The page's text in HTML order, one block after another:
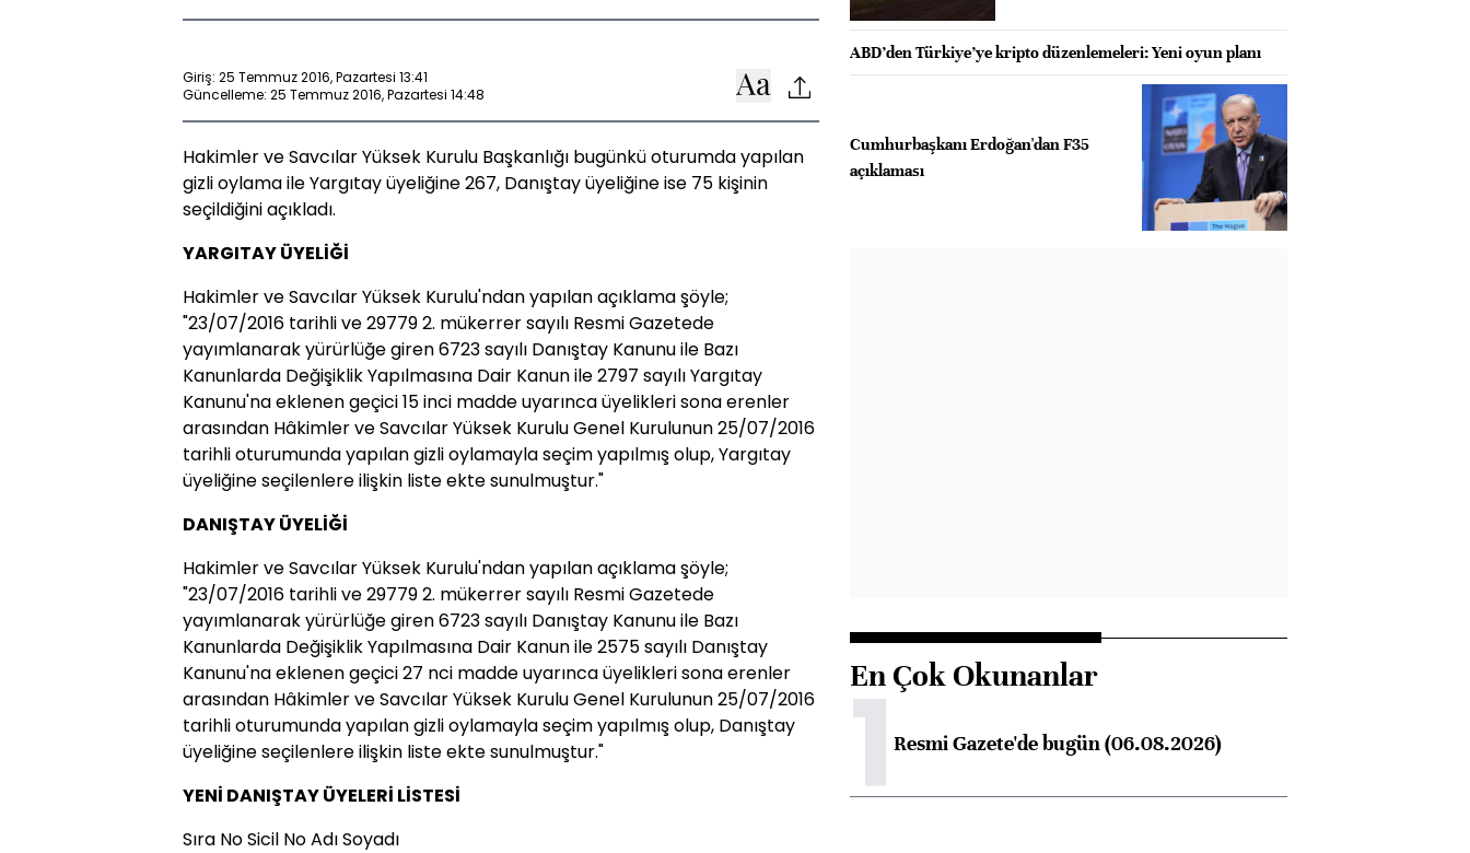
Giriş: 25 Temmuz 2016, Pazartesi 13:41
Güncelleme: 25 Temmuz 2016, Pazartesi 14:48
Hakimler ve Savcılar Yüksek Kurulu Başkanlığı bugünkü oturumda yapılan
gizli oylama ile Yargıtay üyeliğine 267, Danıştay üyeliğine ise 75 kişinin
seçildiğini açıkladı.
YARGITAY ÜYELİĞİ
Hakimler ve Savcılar Yüksek Kurulu'ndan yapılan açıklama şöyle;
"23/07/2016 tarihli ve 29779 2. mükerrer sayılı Resmi Gazetede
yayımlanarak yürürlüğe giren 6723 sayılı Danıştay Kanunu ile Bazı
Kanunlarda Değişiklik Yapılmasına Dair Kanun ile 2797 sayılı Yargıtay
Kanunu'na eklenen geçici 15 inci madde uyarınca üyelikleri sona erenler
arasından Hâkimler ve Savcılar Yüksek Kurulu Genel Kurulunun 25/07/2016
tarihli oturumunda yapılan gizli oylamayla seçim yapılmış olup, Yargıtay
üyeliğine seçilenlere ilişkin liste ekte sunulmuştur."
DANIŞTAY ÜYELİĞİ
Hakimler ve Savcılar Yüksek Kurulu'ndan yapılan açıklama şöyle;
"23/07/2016 tarihli ve 29779 2. mükerrer sayılı Resmi Gazetede
yayımlanarak yürürlüğe giren 6723 sayılı Danıştay Kanunu ile Bazı
Kanunlarda Değişiklik Yapılmasına Dair Kanun ile 2575 sayılı Danıştay
Kanunu'na eklenen geçici 27 nci madde uyarınca üyelikleri sona erenler
arasından Hâkimler ve Savcılar Yüksek Kurulu Genel Kurulunun 25/07/2016
tarihli oturumunda yapılan gizli oylamayla seçim yapılmış olup, Danıştay
üyeliğine seçilenlere ilişkin liste ekte sunulmuştur."
YENİ DANIŞTAY ÜYELERİ LİSTESİ
Sıra No Sicil No Adı Soyadı
ABD’den Türkiye’ye kripto düzenlemeleri: Yeni oyun planı
Cumhurbaşkanı Erdoğan'dan F35
açıklaması
En Çok Okunanlar
1Resmi Gazete'de bugün (06.08.2026)